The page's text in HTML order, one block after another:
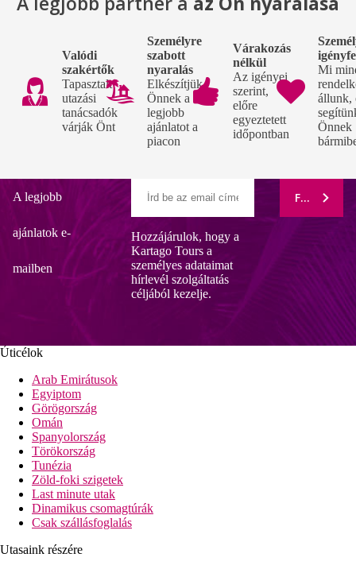
Valódi
szakértők
Tapasztalt
utazási
tanácsadók
várják Önt
Személyre
szabott
nyaralás
Elkészítjük
Önnek a
legjobb
ajánlatot a
piacon
Várakozás
nélkül
Az igényei
szerint,
előre
egyeztetett
időpontban
Mi
állunk,
Önnek
A legjobb
ajánlatok e-
mailben
Hozzájárulok, hogy a
Kartago Tours a
személyes adataimat
hírlevél szolgáltatás
céljából kezelje.
Úticélok
Arab Emirátusok
Egyiptom
Görögország
Omán
Spanyolország
Törökország
Tunézia
Zöld-foki szigetek
Last minute utak
Dinamikus csomagtúrák
Csak szállásfoglalás
Utasaink részére